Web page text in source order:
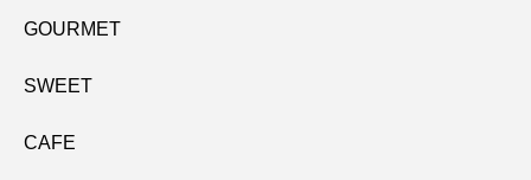
GOURMET
SWEET
CAFE